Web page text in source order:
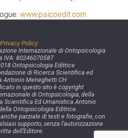
www.psicoedit.com
Privacy Policy
Internazionale di Ontopsicologia
IVA: 80246070587
Ontopsicologia Editrice
di Ricerca Scientifica ed
Antonio Meneghetti CH
in questo sito è copyright
di Ontopsicologia, della
Scientifica Ed Umanistica Antonio
Ontopsicologia Editrice.
parziale di testi e fotografie, con
supporto, senza l’autorizzazione
dell’Editore.